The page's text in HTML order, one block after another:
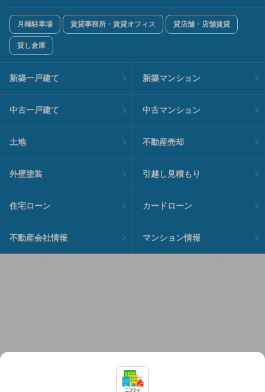
月極駐車場 賃貸事務所・賃貸オフィス 貸店舗・店舗賃貸
貸し倉庫
新築一戸建て 新築マンション
中古一戸建て 中古マンション
土地 不動産売却
外壁塗装 引越し見積もり
住宅ローン カードローン
不動産会社情報 マンション情報